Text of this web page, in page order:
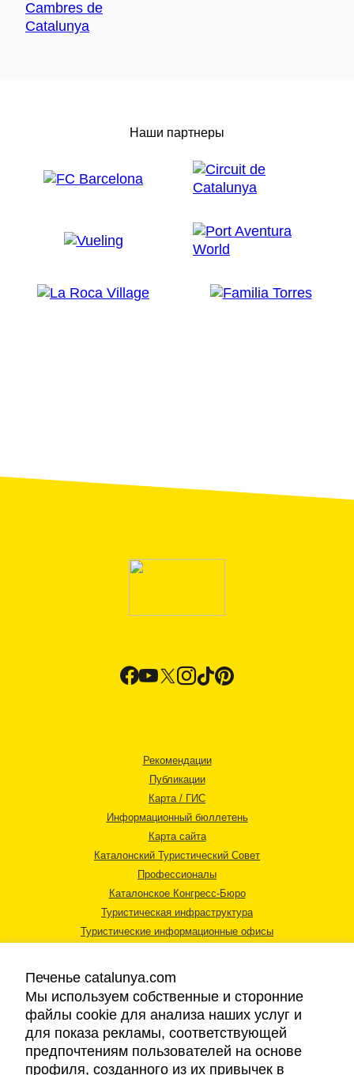
Наши партнеры
Рекомендации
Публикации
Карта / ГИС
Информационный бюллетень
Карта сайта
Каталонский Туристический Совет
Профессионалы
Каталонское Конгресс-Бюро
Туристическая инфраструктура
Туристические информационные офисы
Правовая информация
Печенье catalunya.com
Мы используем собственные и сторонние
файлы cookie для анализа наших услуг и
для показа рекламы, соответствующей
предпочтениям пользователей на основе
профиля, созданного из их привычек в